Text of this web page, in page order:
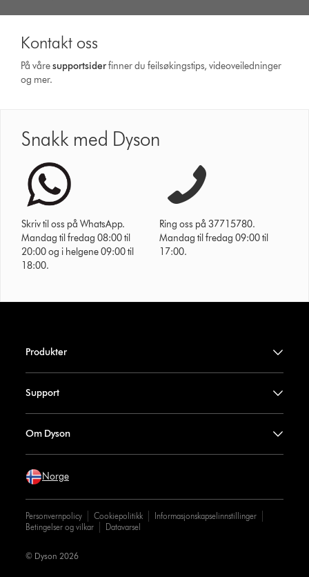
Kontakt oss
På våresupportsiderfinner du feilsøkingstips, videoveiledninger
og mer.
Snakk med Dyson
Skriv til oss på WhatsApp.
Mandag til fredag 08:00 til
20:00 og i helgene 09:00 til
18:00.
Ring oss på 37715780.
Mandag til fredag 09:00 til
17:00.
Produkter
Support
Om Dyson
Norge
Personvernpolicy Cookiepolitikk
Informasjonskapselinnstillinger
Betingelser og vilkar
Datavarsel
© Dyson 2026